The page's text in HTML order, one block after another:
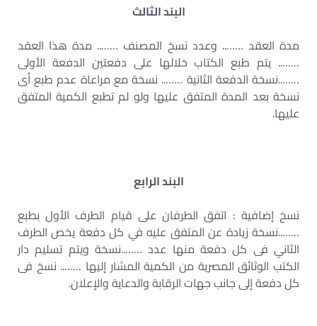
البند الثالث
مدة العقد …….. وعدد نسخ المصنف …….. مدة هذا العقد
…….. يتم طبع الكتاب خلالها على دفعتين الدفعة الأولى
……..نسخة الدفعة الثانية …….. نسخة مع مراعاة عدم طبع أى
نسخة بعد المدة المتفق عليها ولو لم تطبع الكمية المتفق
عليها.
البند الرابع
نسخ إضافية : اتفق الطرفان على قيام الطرف الأول بطبع
……..نسخة زيادة عن المتفق عليه في كل دفعة يخص الطرف
الثاني فى كل دفعة منها عدد ……..نسخة ويتم تسليم دار
الكتب الوثائق المصرية من الكمية المشار إليها …….. نسخ فى
كل دفعة إلى جانب جهات الرقابة والدعاية والإعلان.